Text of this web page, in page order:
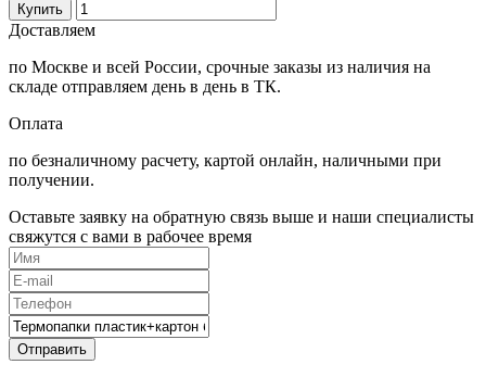
Купить
Доставляем
по Москве и всей России, срочные заказы из наличия на
складе отправляем день в день в ТК.
Оплата
по безналичному расчету, картой онлайн, наличными при
получении.
Оставьте заявку на обратную связь выше и наши специалисты
свяжутся с вами в рабочее время
Отправить